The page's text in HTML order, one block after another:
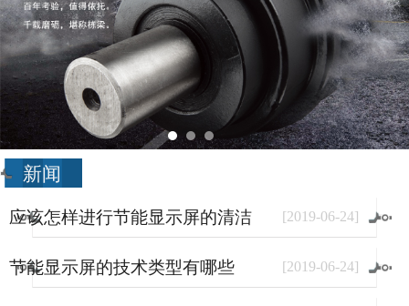
新闻
应该怎样进行节能显示屏的清洁
和保养
[2019-06-24]
节能显示屏的技术类型有哪些 [2019-06-24]